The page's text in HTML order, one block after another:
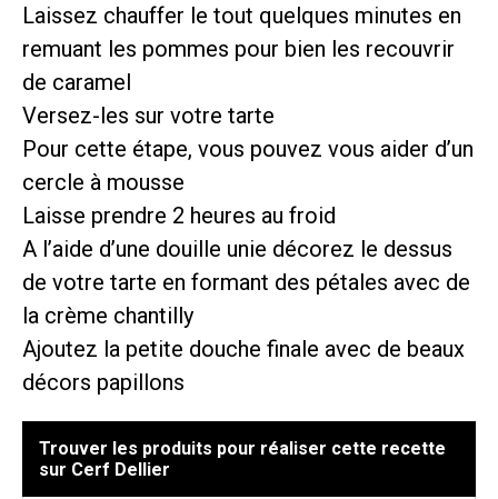
Laissez chauffer le tout quelques minutes en
remuant les pommes pour bien les recouvrir
de caramel
Versez-les sur votre tarte
Pour cette étape, vous pouvez vous aider d’un
cercle à mousse
Laisse prendre 2 heures au froid
A l’aide d’une douille unie décorez le dessus
de votre tarte en formant des pétales avec de
la crème chantilly
Ajoutez la petite douche finale avec de beaux
décors papillons
Trouver les produits pour réaliser cette recette
sur Cerf Dellier